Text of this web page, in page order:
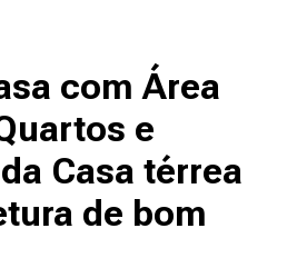
com Área
e
Casa térrea
de bom